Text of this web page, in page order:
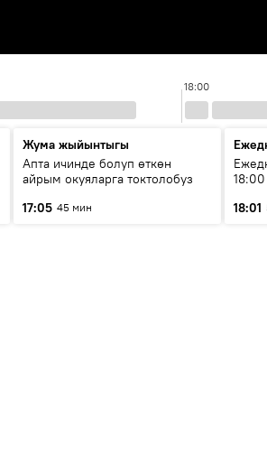
18:00
Жума жыйынтыгы
Апта ичинде болуп өткөн
айрым окуяларга токтолобуз
17:05 45 мин
18:00
18:01